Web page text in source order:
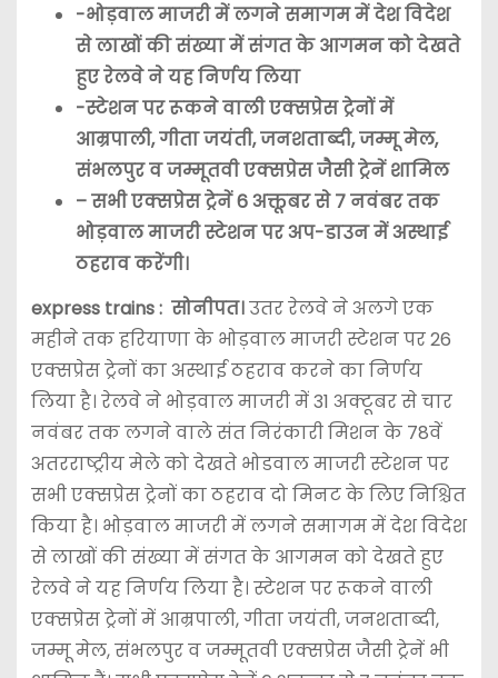
-भोड़वाल माजरी में लगने समागम में देश विदेश
से लाखों की संख्या में संगत के आगमन को देखते
हुए रेलवे ने यह निर्णय लिया
-स्टेशन पर रूकने वाली एक्सप्रेस ट्रेनों में
आम्रपाली, गीता जयंती, जनशताब्दी, जम्मू मेल,
संभलपुर व जम्मूतवी एक्सप्रेस जैसी ट्रेनें शामिल
– सभी एक्सप्रेस ट्रेनें 6 अक्तूबर से 7 नवंबर तक
भोड़वाल माजरी स्टेशन पर अप-डाउन में अस्थाई
ठहराव करेंगी।
express trains : सोनीपत।उतर रेलवे ने अलगे एक
महीने तक हरियाणा के भोड़वाल माजरी स्टेशन पर 26
एक्सप्रेस ट्रेनों का अस्थाई ठहराव करने का निर्णय
लिया है। रेलवे ने भोड़वाल माजरी में 31 अक्टूबर से चार
नवंबर तक लगने वाले संत निरंकारी मिशन के 78वें
अतरराष्ट्रीय मेले को देखते भोडवाल माजरी स्टेशन पर
सभी एक्सप्रेस ट्रेनों का ठहराव दो मिनट के लिए निश्चित
किया है। भोड़वाल माजरी में लगने समागम में देश विदेश
से लाखों की संख्या में संगत के आगमन को देखते हुए
रेलवे ने यह निर्णय लिया है। स्टेशन पर रूकने वाली
एक्सप्रेस ट्रेनों में आम्रपाली, गीता जयंती, जनशताब्दी,
जम्मू मेल, संभलपुर व जम्मूतवी एक्सप्रेस जैसी ट्रेनें भी